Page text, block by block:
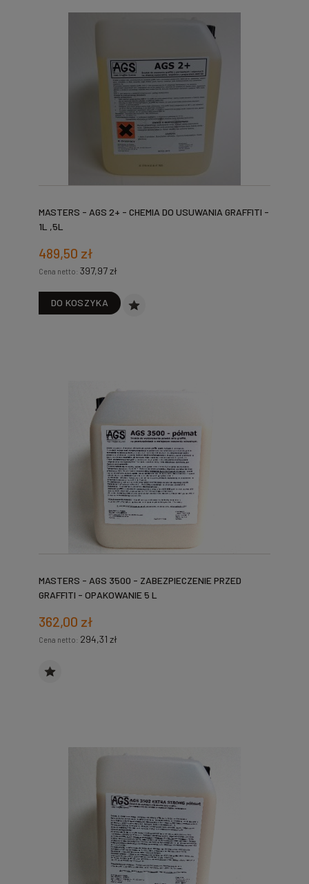
MASTERS - AGS 2+ - CHEMIA DO USUWANIA GRAFFITI -
1L ,5L
489,50 zł
Cena netto: 397,97 zł
DO KOSZYKA
MASTERS - AGS 3500 - ZABEZPIECZENIE PRZED
GRAFFITI - OPAKOWANIE 5 L
362,00 zł
Cena netto: 294,31 zł